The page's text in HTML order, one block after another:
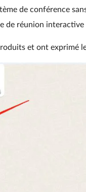
de conférence
de réunion
et ont exprimé